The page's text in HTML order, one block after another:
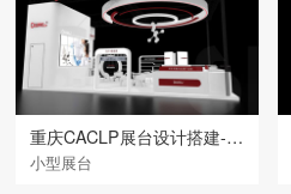
重庆CACLP展台设计搭建-赛普
小型展台